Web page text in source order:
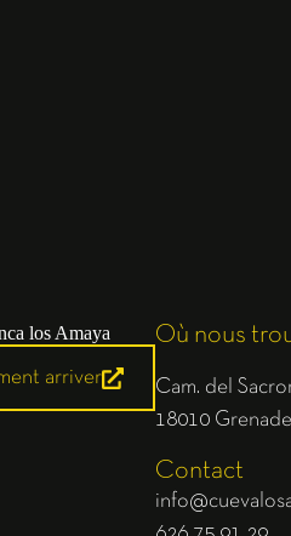
arriver
Où nous
Cam. del
18010 Grenade
Contact